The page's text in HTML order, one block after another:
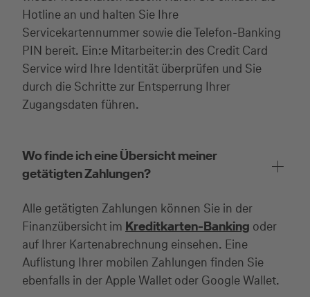
Hotline an und halten Sie Ihre
Servicekartennummer sowie die Telefon-Banking
PIN bereit. Ein:e Mitarbeiter:in des Credit Card
Service wird Ihre Identität überprüfen und Sie
durch die Schritte zur Entsperrung Ihrer
Zugangsdaten führen.
Wo finde ich eine Übersicht meiner
getätigten Zahlungen?
Alle getätigten Zahlungen können Sie in der
Finanzübersicht im Kreditkarten-Banking oder
auf Ihrer Kartenabrechnung einsehen. Eine
Auflistung Ihrer mobilen Zahlungen finden Sie
ebenfalls in der Apple Wallet oder Google Wallet.